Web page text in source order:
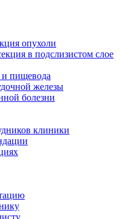
опухоли
в подслизистом слое
и пищевода
железы
болезни
клиники